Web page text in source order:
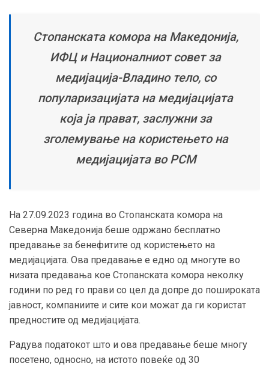
Стопанската комора на Македонија,
ИФЦ и Националниот совет за
медијација-Владино тело, со
популаризацијата на медијацијата
која ја прават, заслужни за
зголемување на користењето на
медијацијата во РСМ
На 27.09.2023 година во Стопанската комора на
Северна Македонија беше одржано бесплатно
предавање за бенефитите од користењето на
медијацијата. Ова предавање е едно од многуте во
низата предавања кое Стопанската комора неколку
години по ред го прави со цел да допре до пошироката
јавност, компаниите и сите кои можат да ги користат
предностите од медијацијата.
Радува податокот што и ова предавање беше многу
посетено, односно, на истото повеќе од 30